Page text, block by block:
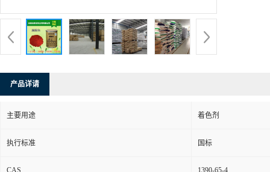
产品详请
主要用途 着色剂
执行标准 国标
CAS 1390-65-4